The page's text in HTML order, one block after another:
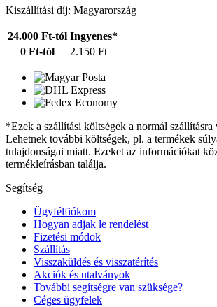
Kiszállítási díj: Magyarország
24.000 Ft-tól Ingyenes*
0 Ft-tól
2.150 Ft
*Ezek a szállítási költségek a normál szállításra
Lehetnek további költségek, pl. a termékek
tulajdonságai miatt. Ezeket az információkat
termékleírásban találja.
Segítség
Ügyfélfiókom
Hogyan adjak le rendelést
Fizetési módok
Szállítás
Visszaküldés és visszatérítés
Akciók és utalványok
További segítségre van szüksége?
Céges ügyfelek